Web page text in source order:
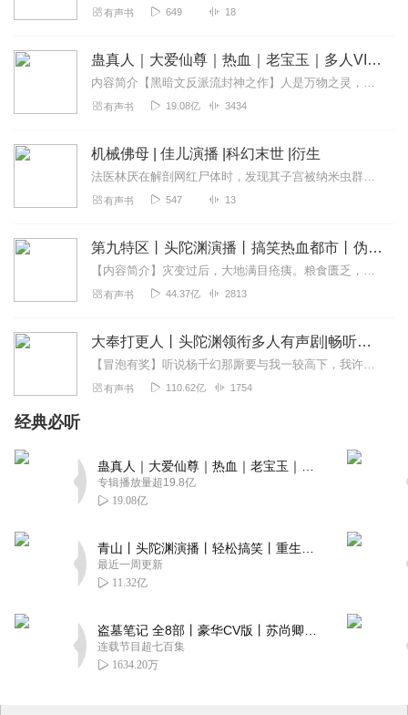
有声书 649 18
蛊真人｜大爱仙尊｜热血｜老宝玉｜多人VIP免费有声剧
内容简介【黑暗文反派流封神之作】人是万物之灵，蛊是天地真精。一个穿越者不断重生的故事。一个养蛊、炼蛊、用蛊的奇特世界。配音组（男角色）老宝玉旁白...
有声书 19.08亿 3434
机械佛母 | 佳儿演播 |科幻末世 |衍生
法医林厌在解剖网红尸体时，发现其子宫被纳米虫群控制，生殖器官竟成暗网拍卖的NFT。刑侦队长宋余杭的机械义肢失控，与死者子宫内的《药师经》纳米符文产生关联。林厌通...
有声书 547 13
第九特区丨头陀渊演播丨搞笑热血都市丨伪戒丨VIP免费多人有声剧
【内容简介】灾变过后，大地满目疮痍。粮食匮乏，资源紧俏，局势混乱……一位从待规划区杀出来的青年，背对着漫天黄沙，孤身来到九区谋生，却不曾想偶然结识三五好友，一念...
有声书 44.37亿 2813
大奉打更人丨头陀渊领衔多人有声剧|畅听全集|王鹤棣、田曦薇主演影视剧原著|卖报小郎君
【冒泡有奖】听说杨千幻那厮要与我一较高下，我许七安要开始装叉了！快进入声音播放页戳下方输入框，冒个泡偷偷告诉我，我要用哪些诗词才能胜过他？说得好的，有赏！202...
有声书 110.62亿 1754
经典必听
专辑播放量超19.8亿
19.08亿
最近一周更新
11.32亿
连载节目超七百集
1634.20万